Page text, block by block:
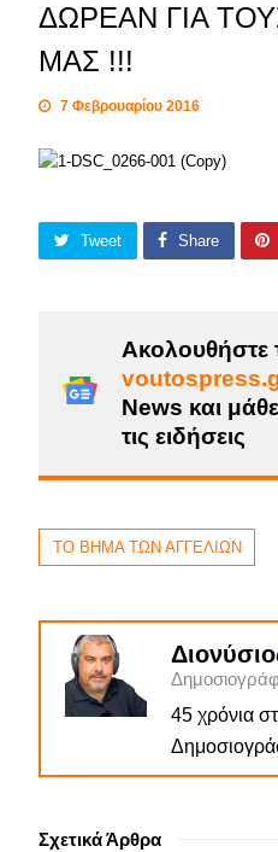
ΔΩΡΕΑΝ ΓΙΑ
ΜΑΣ !!!
7 Φεβρουαρίου 2016
Tweet Share
Ακολουθήστε
News και
τις ειδήσεις
ΤΟ ΒΗΜΑ ΤΩΝ ΑΓΓΕΛΙΩΝ
45 χρόνια
Σχετικά Άρθρα